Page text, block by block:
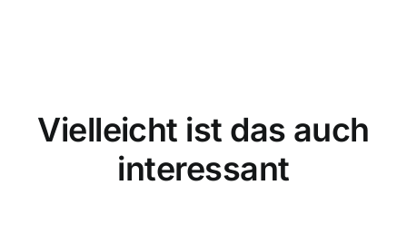
Vielleicht ist das auch
interessant